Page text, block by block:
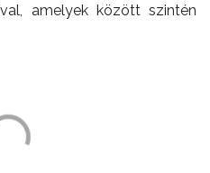
amelyek között szintén